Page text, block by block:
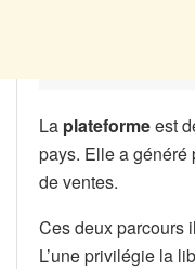
La plateformeest
pays. Elle a
de ventes.
Ces deux parcours
L’une privilégie la